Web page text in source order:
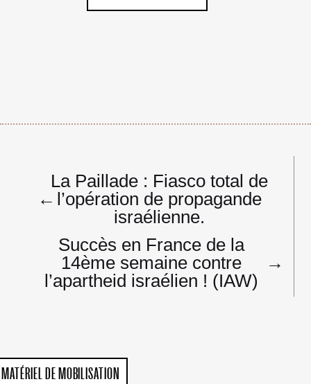
Navigation
de
l’article
←
La Paillade : Fiasco total de
l’opération de propagande
israélienne.
Succès en France de la
14ème semaine contre
l’apartheid israélien ! (IAW)
→
MATÉRIEL DE MOBILISATION